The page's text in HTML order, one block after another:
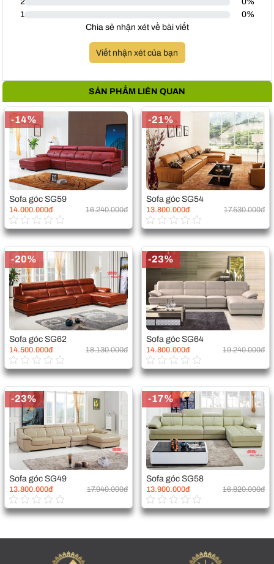
1
0%
Chia sẻ nhận xét về bài viết
Viết nhận xét của bạn
SẢN PHẨM LIÊN QUAN
Sofa góc SG59
14.000.000đ 16.240.000đ
-14%
Sofa góc SG54
13.800.000đ 17.530.000đ
-21%
Sofa góc SG62
14.500.000đ 18.130.000đ
-20%
Sofa góc SG64
14.800.000đ 19.240.000đ
-23%
Sofa góc SG49
13.800.000đ 17.940.000đ
-23%
Sofa góc SG58
13.900.000đ 16.820.000đ
-17%